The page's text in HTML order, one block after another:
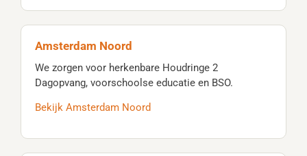
Amsterdam Noord
We zorgen voor herkenbare Houdringe 2
Dagopvang, voorschoolse educatie en BSO.
Bekijk Amsterdam Noord